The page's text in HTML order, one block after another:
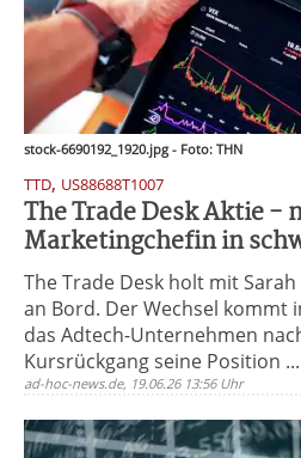
stock-6690192_1920.jpg - Foto: THN
TTD, US88688T1007
The Trade Desk Aktie -
Marketingchefin in
The Trade Desk holt mit
an Bord. Der Wechsel kommt
das Adtech-Unternehmen
Kursrückgang seine Position ...
ad-hoc-news.de, 19.06.26 13:56 Uhr